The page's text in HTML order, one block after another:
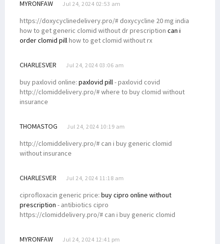
MYRONFAW Jul 24, 2024 02:53 am
https://doxycyclinedelivery.pro/# doxycycline 20 mg india
how to get generic clomid without dr prescription can i
order clomid pillhow to get clomid without rx
CHARLESVER Jul 24, 2024 03:06 am
buy paxlovid online: paxlovid pill- paxlovid covid
http://clomiddelivery.pro/# where to buy clomid without
insurance
THOMASTOG Jul 24, 2024 10:19 am
http://clomiddelivery.pro/# can i buy generic clomid
without insurance
CHARLESVER Jul 24, 2024 11:18 am
ciprofloxacin generic price: buy cipro online without
prescription - antibiotics cipro
https://clomiddelivery.pro/# can i buy generic clomid
MYRONFAW Jul 24, 2024 12:41 pm